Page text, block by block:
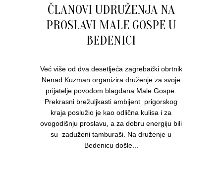
ČLANOVI UDRUŽENJA NA
PROSLAVI MALE GOSPE U
BEDENICI
Već više od dva desetljeća zagrebački obrtnik
Nenad Kuzman organizira druženje za svoje
prijatelje povodom blagdana Male Gospe.
Prekrasni brežuljkasti ambijent prigorskog
kraja poslužio je kao odlična kulisa i za
ovogodišnju proslavu, a za dobru energiju bili
su zaduženi tamburaši. Na druženje u
Bedenicu došle...